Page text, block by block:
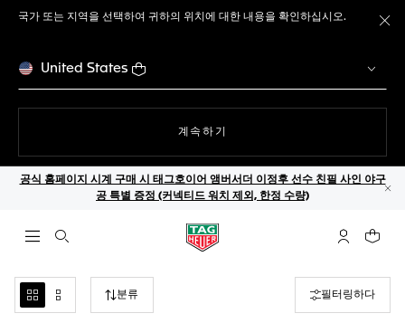
국가 또는 지역을 선택하여 귀하의 위치에 대한 내용을 확인하십시오.
United States
웹사이트에서
계속하기
공식 홈페이지 시계 구매 시 태그호이어 앰버서더 이정후 선수 친필 사인 야구
공 특별 증정 (커넥티드 워치 제외, 한정 수량)
검색 열기 마이 태그호
귀하